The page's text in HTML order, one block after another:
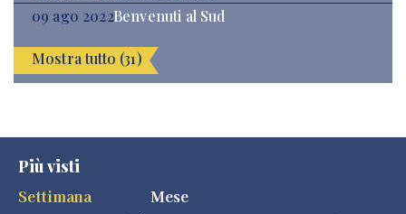
09 ago 2022Benvenuti al Sud
Mostra tutto (31)
Più visti
Settimana
Mese